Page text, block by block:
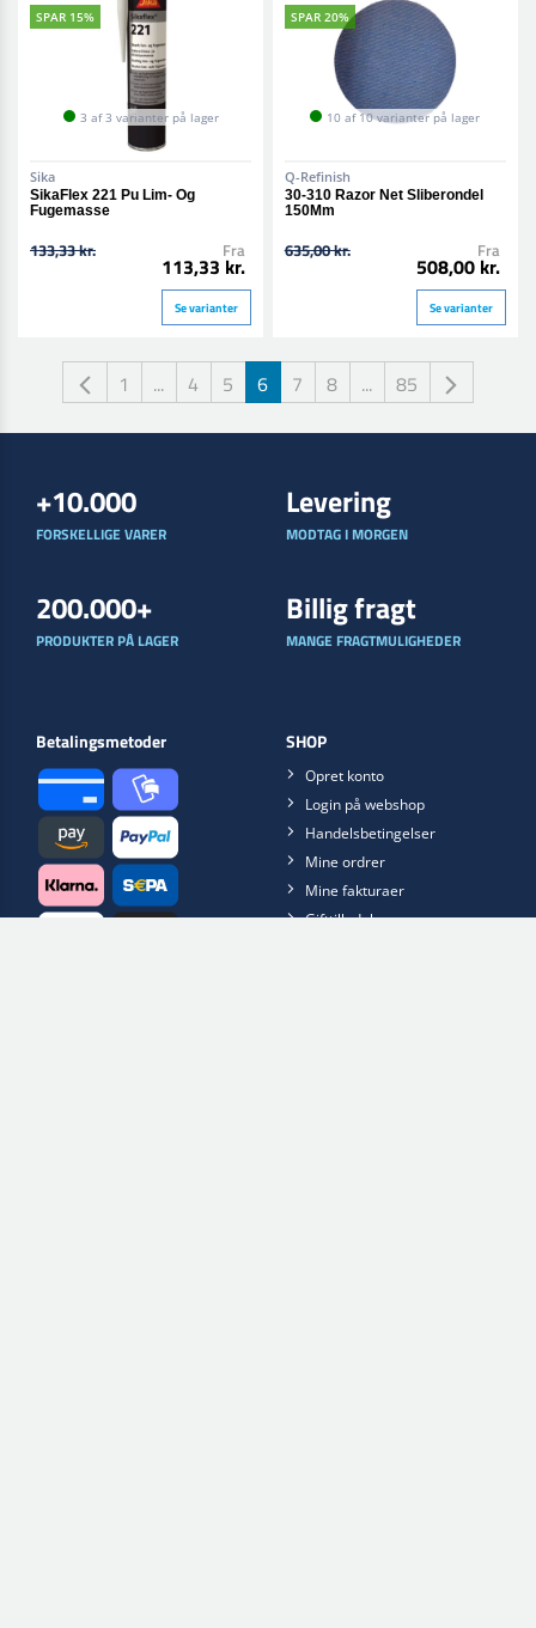
SPAR 15%
3 af 3 varianter på lager
Sika
SikaFlex 221 Pu Lim- Og
Fugemasse
133,33 kr. Fra
113,33 kr.
Se varianter
SPAR 20%
10 af 10 varianter på lager
Q-Refinish
30-310 Razor Net Sliberondel
150Mm
635,00 kr. Fra
508,00 kr.
Se varianter
1 ... 4 5 6 7 8 ... 85
+10.000
FORSKELLIGE VARER
Levering
MODTAG I MORGEN
200.000+
PRODUKTER PÅ LAGER
Billig fragt
MANGE FRAGTMULIGHEDER
Betalingsmetoder SHOP
Opret konto
Login på webshop
Handelsbetingelser
Mine ordrer
Mine fakturaer
Gifttilladelse